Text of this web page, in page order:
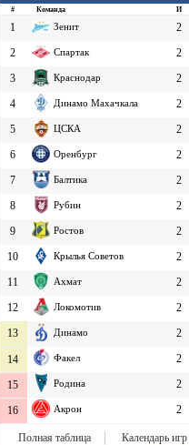
# Команда И
1 Зенит 2
2
Спартак 2
3
Краснодар 2
4
Динамо Махачкала 2
5
ЦСКА 2
6
Оренбург 2
7
Балтика 2
8
Рубин 2
9
Ростов 2
10
Крылья Советов 2
11
Ахмат 2
12
Локомотив 2
13
Динамо 2
14 Факел 2
15 Родина 2
16 Акрон 2
Полная таблица Календарь игр